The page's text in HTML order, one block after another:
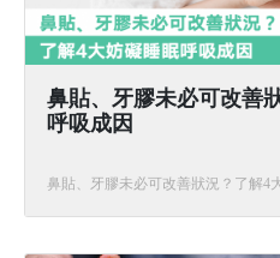
鼻貼、牙膠未必可改善
呼吸成因
鼻貼、牙膠未必可改善狀況？了解4